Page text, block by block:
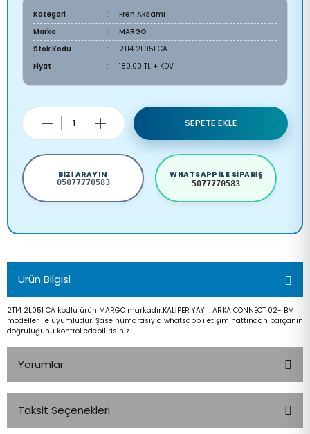
Kategori
Fren Aksamı
Marka
MARGO
Stok Kodu
2T14 2L051 CA
Fiyat
180,00 TL + KDV
SEPETE EKLE
BIZI ARAYIN
05077770583
WHATSAPP ILE SIPARIŞ
5077770583
Ürün Bilgisi
2T14 2L051 CA kodlu ürün MARGO markadır.KALİPER YAYI : ARKA CONNECT 02- BM
modeller ile uyumludur. Şase numarasıyla whatsapp iletişim hattından parçanın
doğruluğunu kontrol edebilirisiniz.
Yorumlar
Taksit Seçenekleri